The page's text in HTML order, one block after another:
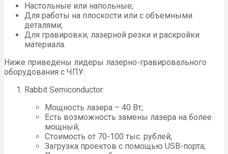
Настольные или напольные;
Для работы на плоскости или с объемными
деталями;
Для гравировки, лазерной резки и раскройки
материала.
Ниже приведены лидеры лазерно-гравировального
оборудования с ЧПУ:
Rabbit Semiconductor:
Мощность лазера – 40 Вт;
Есть возможность замены лазера на более
мощный;
Стоимость от 70-100 тыс. рублей;
Загрузка проектов с помощью USB-порта;